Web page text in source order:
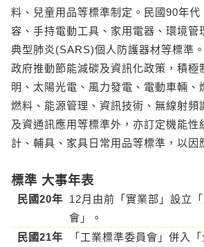
料、兒童用品等標準制定。民國90年代
容、手持電動工具、家用電器、環境管
典型肺炎(SARS)個人防護器材等標準
政府推動節能減碳及資訊化政策，積極
明、太陽光電、風力發電、電動車輛、
燃料、能源管理、資訊技術、無線射頻
及資通訊應用等標準外，亦訂定機能性
計、輔具、家具日常用品等標準，以因
標準 大事年表
民國20年
12月由前「實業部」設立
會」。
民國21年
「工業標準委員會」併入